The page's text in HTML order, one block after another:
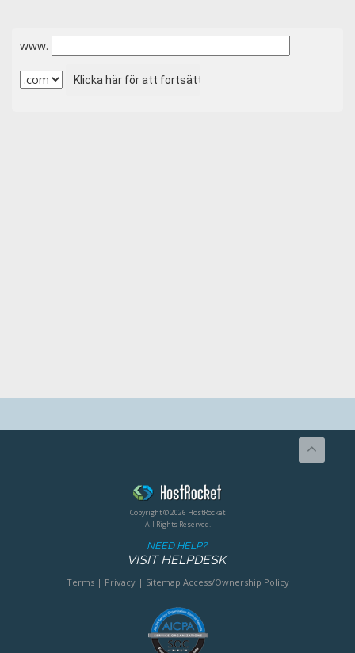
www.
Copyright © 2026 HostRocket
All Rights Reserved.
NEED HELP?
VISIT HELPDESK
Terms| Privacy| Sitemap Access/Ownership Policy